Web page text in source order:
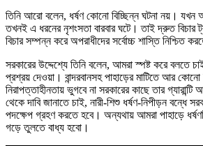
তিনি আরো বলেন, ধর্ষণ কোনো বিচ্ছিন্ন ঘটনা নয়। যখন
তখনই এ ধরনের নৃশংসতা বারবার ঘটে। তাই দ্রুত বিচার
বিচার সম্পন্ন করে অপরাধীদের সর্বোচ্চ শাস্তি নিশ্চিত
সরকারের উদ্দেশ্যে তিনি বলেন, আমরা স্পষ্ট করে বলতে
প্রশ্রয় দেওয়া। বান্দরবানসহ পাহাড়ের মাটিতে আর
নিরাপত্তাহীনতায় ভুগবে না সরকারের কাছে তার
থেকে দাবি জানাতে চাই, নারী-শিশু ধর্ষণ-নিপীড়ন বন্ধে
পদক্ষেপ গ্রহণ করতে হবে। অন্যথায় আমরা পাহাড়ে
গড়ে তুলতে বাধ্য হবো।